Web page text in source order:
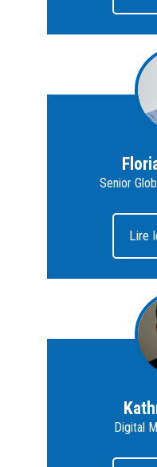
Senior
Lire
Digital